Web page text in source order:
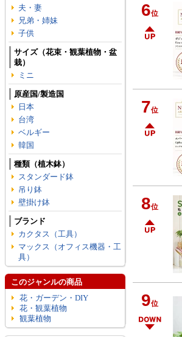
6位
7位
8位
9位
夫・妻
兄弟・姉妹
子供
サイズ（花束・観葉植物・盆
栽）
ミニ
原産国/製造国
日本
台湾
ベルギー
韓国
種類（植木鉢）
スタンダード鉢
吊り鉢
壁掛け鉢
ブランド
カクタス（工具）
マックス（オフィス機器・工
具）
このジャンルの商品
花・ガーデン・DIY
花・観葉植物
観葉植物